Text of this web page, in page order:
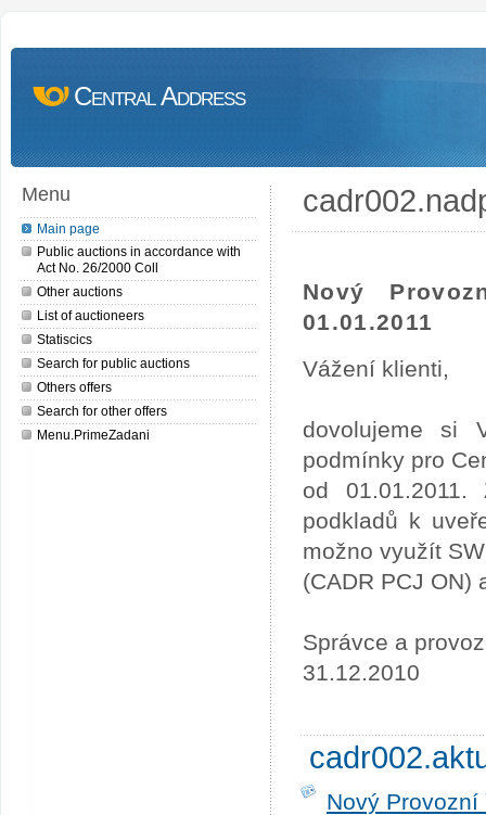
Central Address
Menu
Main page
Public auctions in accordance with
Act No. 26/2000 Coll
Other auctions
List of auctioneers
Statiscics
Search for public auctions
Others offers
Search for other offers
Menu.PrimeZadani
Nový
01.01.2011
Vážení klienti,
dovolujeme si
podmínky pro
od 01.01.2011.
podkladů k
možno využít
(CADR PCJ ON)
Správce a
31.12.2010
Nový